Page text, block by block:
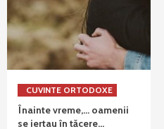
CUVINTE ORTODOXE
Înainte vreme,… oamenii
se iertau în tăcere…